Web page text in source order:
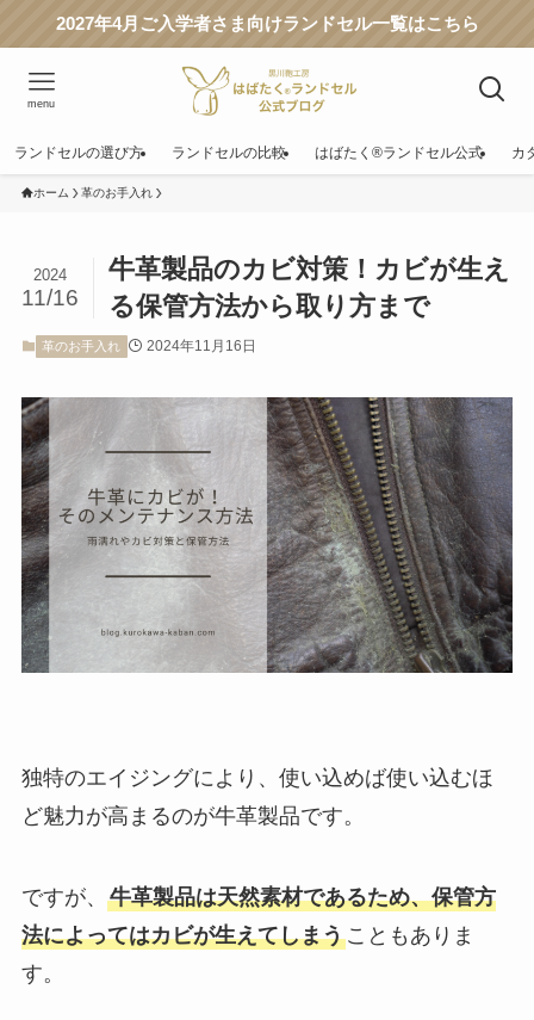
2027年4月ご入学者さま向けランドセル一覧はこちら
menu
ランドセルの選び方 ランドセルの比較 はばたく®ランドセル公式 カ
ホーム 革のお手入れ
牛革製品のカビ対策！カビが生え
る保管方法から取り方まで
2024
11/16
革のお手入れ 2024年11月16日
独特のエイジングにより、使い込めば使い込むほ
ど魅力が高まるのが牛革製品です。
ですが、 牛革製品は天然素材であるため、保管方
法によってはカビが生えてしまうこともありま
す。